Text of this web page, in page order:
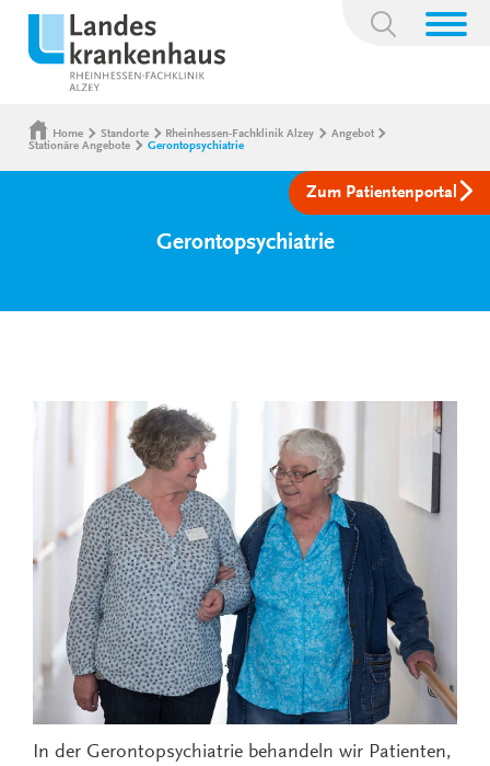
Suchbegriff:
Home Standorte Rheinhessen-Fachklinik Alzey
Angebot
Stationäre Angebote
Gerontopsychiatrie
Zum Patientenportal
Gerontopsychiatrie
In der Gerontopsychiatrie behandeln wir Patienten,